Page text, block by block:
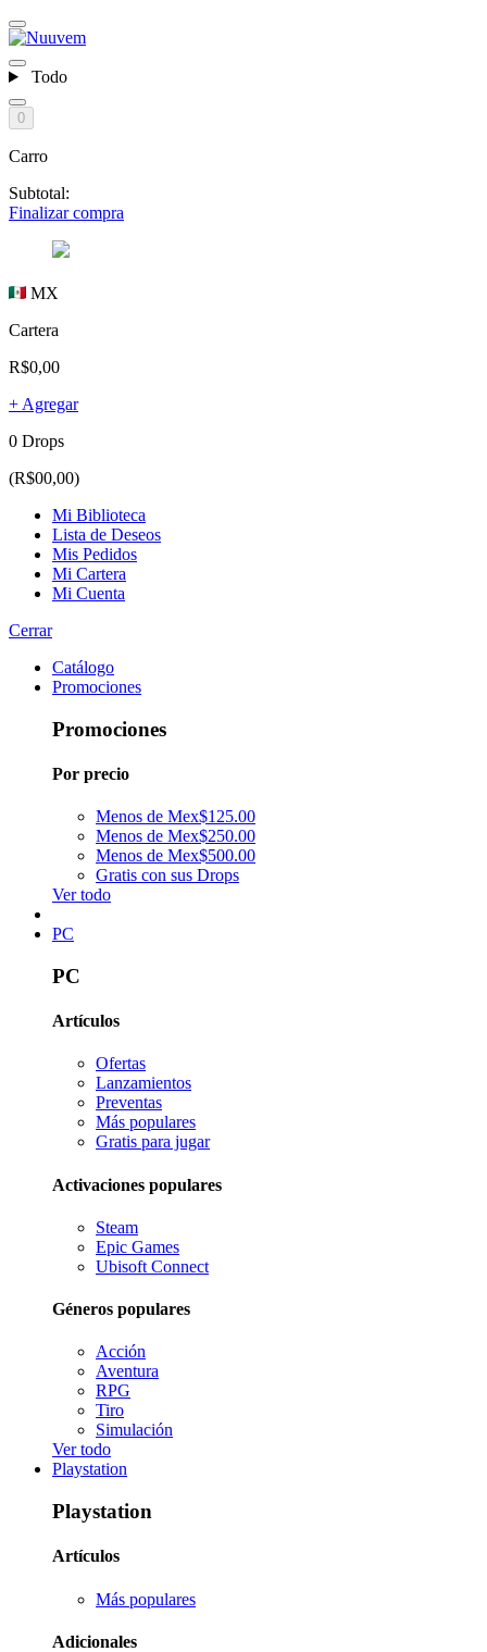
Todo
0
Carro
Subtotal:
Finalizar compra
MX
Cartera
R$0,00
+ Agregar
0 Drops
(R$00,00)
Mi Biblioteca
Lista de Deseos
Mis Pedidos
Mi Cartera
Mi Cuenta
Cerrar
Catálogo
Promociones
Promociones
Por precio
Menos de Mex$125.00
Menos de Mex$250.00
Menos de Mex$500.00
Gratis con sus Drops
Ver todo
PC
PC
Artículos
Ofertas
Lanzamientos
Preventas
Más populares
Gratis para jugar
Activaciones populares
Steam
Epic Games
Ubisoft Connect
Géneros populares
Acción
Aventura
RPG
Tiro
Simulación
Ver todo
Playstation
Playstation
Artículos
Más populares
Adicionales